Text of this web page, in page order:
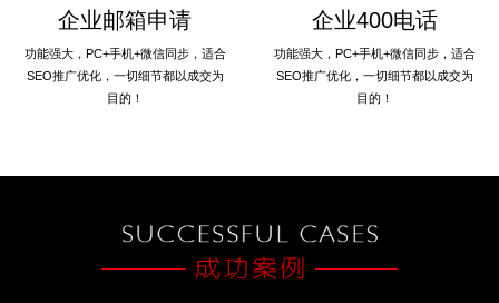
企业邮箱申请
功能强大，PC+手机+微信同步，适合
SEO推广优化，一切细节都以成交为
目的！
企业400电话
功能强大，PC+手机+微信同步，适合
SEO推广优化，一切细节都以成交为
目的！